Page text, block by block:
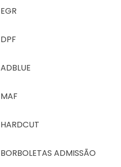
EGR
DPF
ADBLUE
MAF
HARDCUT
BORBOLETAS ADMISSÃO